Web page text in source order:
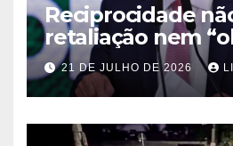
Reciprocidade
retaliação nem
olho”, diz Alckmin
21 DE JULHO DE 2026